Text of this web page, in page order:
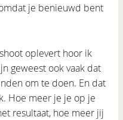
je benieuwd bent
oplevert hoor ik
geweest ook vaak dat
om te doen. En dat
Hoe meer je je op je
resultaat, hoe meer jij